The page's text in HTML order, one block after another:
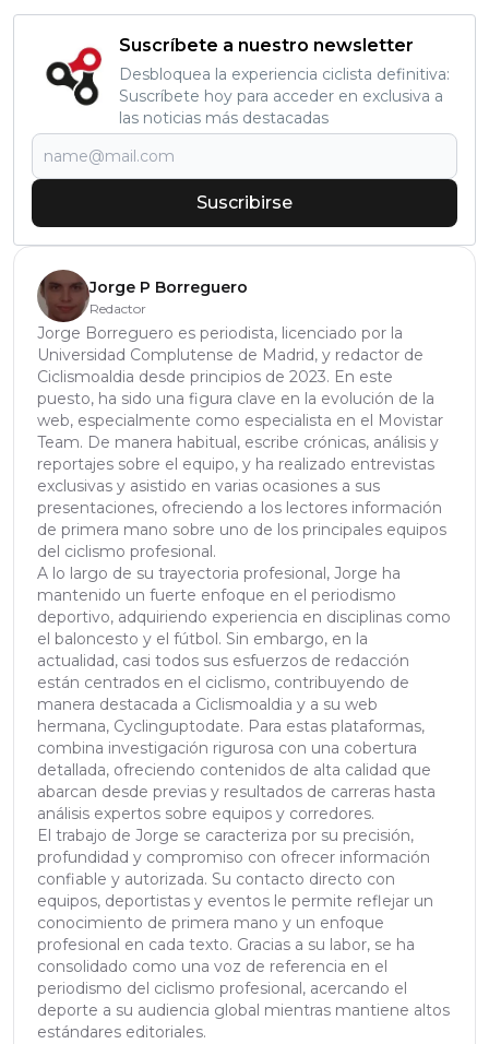
Suscríbete a nuestro newsletter
Desbloquea la experiencia ciclista definitiva:
Suscríbete hoy para acceder en exclusiva a
las noticias más destacadas
Suscribirse
Jorge P Borreguero
Redactor
Jorge Borreguero es periodista, licenciado por la
Universidad Complutense de Madrid, y redactor de
Ciclismoaldia desde principios de 2023. En este
puesto, ha sido una figura clave en la evolución de la
web, especialmente como especialista en el Movistar
Team. De manera habitual, escribe crónicas, análisis y
reportajes sobre el equipo, y ha realizado entrevistas
exclusivas y asistido en varias ocasiones a sus
presentaciones, ofreciendo a los lectores información
de primera mano sobre uno de los principales equipos
del ciclismo profesional.
A lo largo de su trayectoria profesional, Jorge ha
mantenido un fuerte enfoque en el periodismo
deportivo, adquiriendo experiencia en disciplinas como
el baloncesto y el fútbol. Sin embargo, en la
actualidad, casi todos sus esfuerzos de redacción
están centrados en el ciclismo, contribuyendo de
manera destacada a Ciclismoaldia y a su web
hermana, Cyclinguptodate. Para estas plataformas,
combina investigación rigurosa con una cobertura
detallada, ofreciendo contenidos de alta calidad que
abarcan desde previas y resultados de carreras hasta
análisis expertos sobre equipos y corredores.
El trabajo de Jorge se caracteriza por su precisión,
profundidad y compromiso con ofrecer información
confiable y autorizada. Su contacto directo con
equipos, deportistas y eventos le permite reflejar un
conocimiento de primera mano y un enfoque
profesional en cada texto. Gracias a su labor, se ha
consolidado como una voz de referencia en el
periodismo del ciclismo profesional, acercando el
deporte a su audiencia global mientras mantiene altos
estándares editoriales.